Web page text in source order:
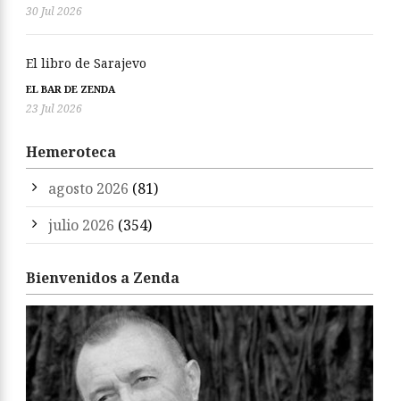
30 Jul 2026
El libro de Sarajevo
EL BAR DE ZENDA
23 Jul 2026
Hemeroteca
agosto 2026 (81)
julio 2026 (354)
Bienvenidos a Zenda